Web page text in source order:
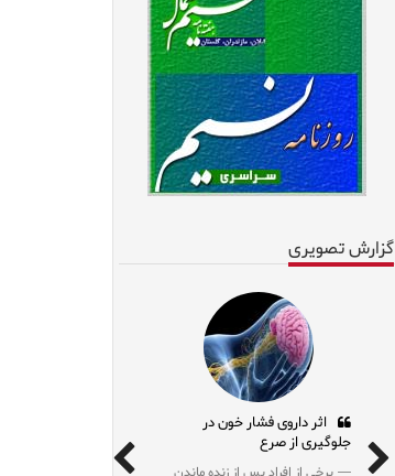
گزارش تصویری
اثر داروی فشار خون در
جلوگیری از صرع